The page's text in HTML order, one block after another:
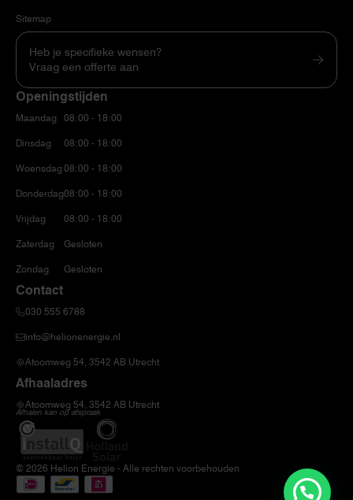
Sitemap
Heb je specifieke wensen?
Vraag een offerte aan
Openingstijden
Maandag
Dinsdag
Woensdag
Donderdag
Vrijdag
Zaterdag
Zondag
08:00 - 18:00
08:00 - 18:00
08:00 - 18:00
08:00 - 18:00
08:00 - 18:00
Gesloten
Gesloten
Contact
030 555 6788
info@helionenergie.nl
Atoomweg 54, 3542 AB Utrecht
Afhaaladres
Atoomweg 54, 3542 AB Utrecht
Afhalen kan op afspraak
© 2026 Helion Energie - Alle rechten voorbehouden